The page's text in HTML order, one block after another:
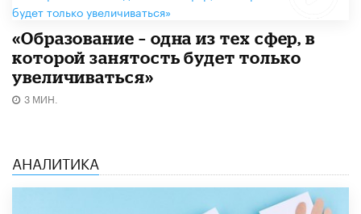
«Образование – одна из тех сфер, в
которой занятость будет только
увеличиваться»
3 МИН.
АНАЛИТИКА